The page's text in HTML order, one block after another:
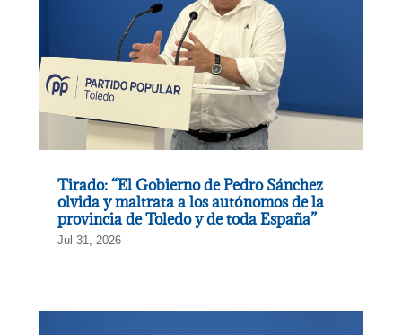
Tirado: “El Gobierno de Pedro Sánchez
olvida y maltrata a los autónomos de la
provincia de Toledo y de toda España”
Jul 31, 2026